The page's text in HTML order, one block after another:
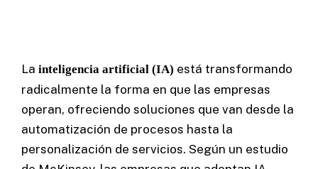
La inteligencia artificial (IA) está transformando
radicalmente la forma en que las empresas
operan, ofreciendo soluciones que van desde la
automatización de procesos hasta la
personalización de servicios. Según un estudio